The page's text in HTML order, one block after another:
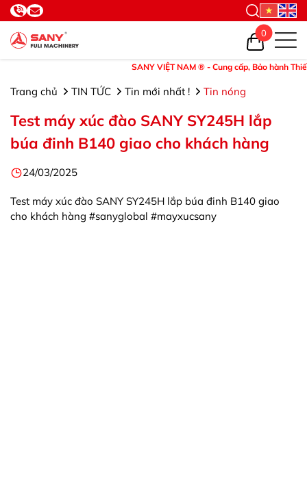
SANY VIỆT NAM ® - Cung cấp, Bảo hành Thiết
0
Trang chủ TIN TỨC Tin mới nhất ! Tin nóng
Test máy xúc đào SANY SY245H lắp
búa đinh B140 giao cho khách hàng
24/03/2025
Test máy xúc đào SANY SY245H lắp búa đinh B140 giao
cho khách hàng #sanyglobal #mayxucsany